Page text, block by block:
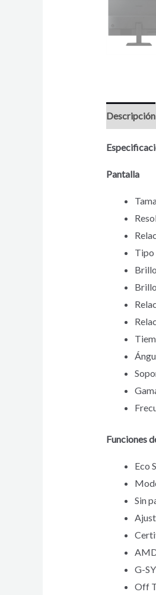
Descripción
Pantalla
Tipo
Funciones
Eco
Sin
G-
Off